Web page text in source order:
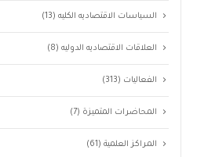
السياسات الاقتصاديه الكليه(13)
العلاقات الاقتصاديه الدوليه(8)
الفعاليات (313)
المحاضرات المتميزة (7)
المراكز العلمية(61)